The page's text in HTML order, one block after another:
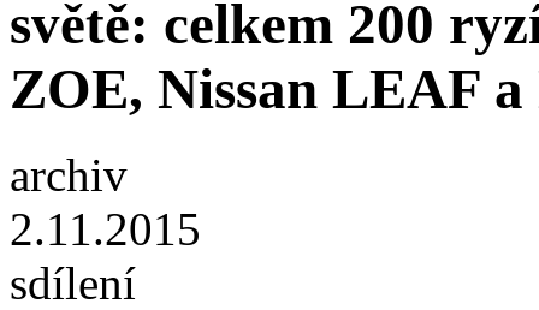
světě: celkem 200
ZOE, Nissan LEAF a
archiv
2.11.2015
sdílení